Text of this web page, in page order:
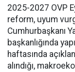
2025-2027 OVP
reform, uyum
Cumhurbaşkanı
başkanlığında
haftasında
alındığı,